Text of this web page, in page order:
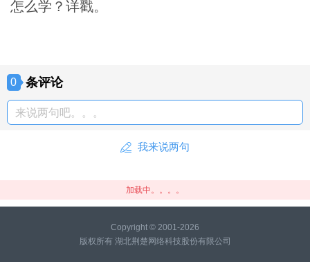
怎么学？详戳。
0 条评论
来说两句吧。。。
我来说两句
加载中。。。。
Copyright © 2001-2026
版权所有 湖北荆楚网络科技股份有限公司